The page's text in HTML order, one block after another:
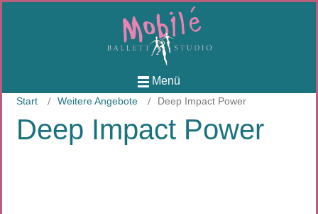
Menü
Start Weitere Angebote Deep Impact Power
Deep Impact Power